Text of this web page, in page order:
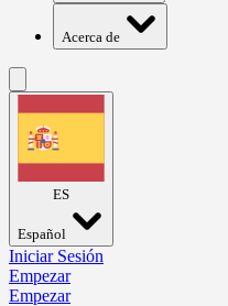
Acerca de
ES
Español
Iniciar Sesión
Empezar
Empezar